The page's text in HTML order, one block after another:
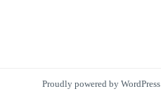
Proudly powered by WordPress